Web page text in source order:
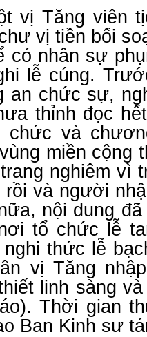
vị Tăng viên
vị tiền bối
có nhân sự
lễ cúng.
an chức sự,
thỉnh đọc
chức và
miền cộng
nghiêm vì
và người
nội dung
tổ chức lễ
thức lễ
vị Tăng
linh sàng
Thời gian
Ban Kinh sư